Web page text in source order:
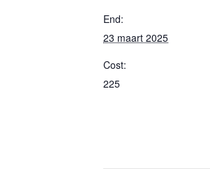
End:
23 maart 2025
Cost:
225